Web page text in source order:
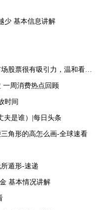
少 基本信息讲解
引力，温和看多中国资产|全球简讯
一周消费热点回顾
时间
夫是谁）|每日头条
角形的高怎么画-全球速看
遁形-速递
基本情况讲解